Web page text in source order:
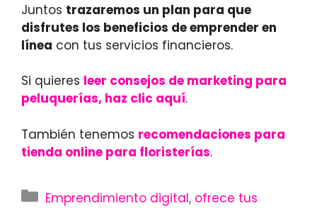
Juntos trazaremos un plan para que
disfrutes los beneficios de emprender en
línea con tus servicios financieros.
Si quieres leer consejos de marketing para
peluquerías, haz clic aquí.
También tenemos recomendaciones para
tienda online para floristerías.
Categorías
Emprendimiento digital, ofrece tus